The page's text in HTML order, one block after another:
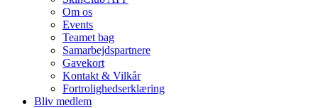
Om os
Events
Teamet bag
Samarbejdspartnere
Gavekort
Kontakt & Vilkår
Fortrolighedserklæring
Bliv medlem